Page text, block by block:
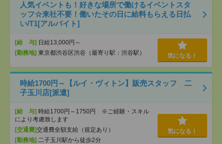
人気イベントも！好きな場所で働けるイベントスタ
ッフ☆来社不要！働いたその日に給料もらえる日払
い/T1[アルバイト]
[給 与] 日給13,000円～
[勤務地] 東京都渋谷区渋谷（最寄り駅：渋谷駅） 気になる！
時給1700円～【ルイ・ヴィトン】販売スタッフ 二
子玉川店[派遣]
[給 与] 時給1700円～1750円 ※ご経験・スキル
により考慮致します
[交通費]交通費全額支給（規定あり）
[勤務地] 二子玉川駅から徒歩2分
気になる！